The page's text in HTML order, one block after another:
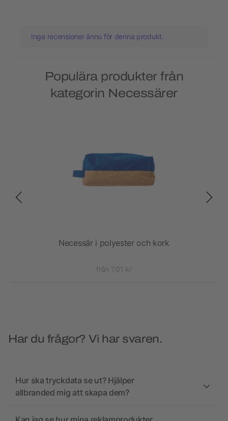
Inga recensioner ännu för denna produkt.
Populära produkter från
kategorin Necessärer
Necessär i polyester och kork
från 7,01 kr
Har du frågor? Vi har svaren.
Hur ska tryckdata se ut? Hjälper
allbranded mig att skapa dem?